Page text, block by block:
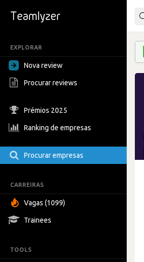
EXPLORAR
Nova review
Procurar reviews
Prémios 2025
Ranking de empresas
Procurar empresas
CARREIRAS
Vagas (1099)
Trainees
TOOLS